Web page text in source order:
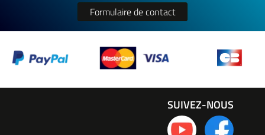
Formulaire de contact
SUIVEZ-NOUS